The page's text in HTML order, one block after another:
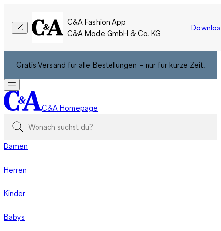
C&A Fashion App
C&A Mode GmbH & Co. KG
Gratis Versand für alle Bestellungen – nur für kurze Zeit.
C&A Homepage
Damen
Herren
Kinder
Babys